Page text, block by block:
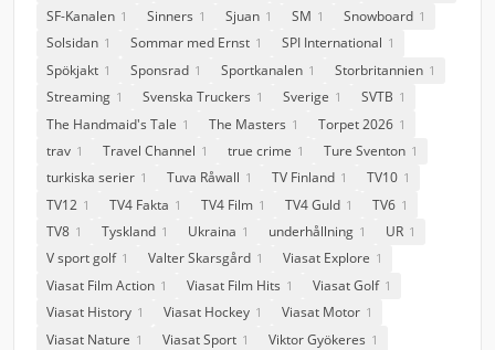
SF-Kanalen 1 Sinners 1 Sjuan 1 SM 1 Snowboard 1
Solsidan 1 Sommar med Ernst 1 SPI International 1
Spökjakt 1 Sponsrad 1 Sportkanalen 1 Storbritannien 1
Streaming 1 Svenska Truckers 1 Sverige 1 SVTB 1
The Handmaid's Tale 1 The Masters 1 Torpet 2026 1
trav 1 Travel Channel 1 true crime 1 Ture Sventon 1
turkiska serier 1 Tuva Råwall 1 TV Finland 1 TV10 1
TV12 1 TV4 Fakta 1 TV4 Film 1 TV4 Guld 1 TV6 1
TV8 1 Tyskland 1 Ukraina 1 underhållning 1 UR 1
V sport golf 1 Valter Skarsgård 1 Viasat Explore 1
Viasat Film Action 1 Viasat Film Hits 1 Viasat Golf 1
Viasat History 1 Viasat Hockey 1 Viasat Motor 1
Viasat Nature 1 Viasat Sport 1 Viktor Gyökeres 1